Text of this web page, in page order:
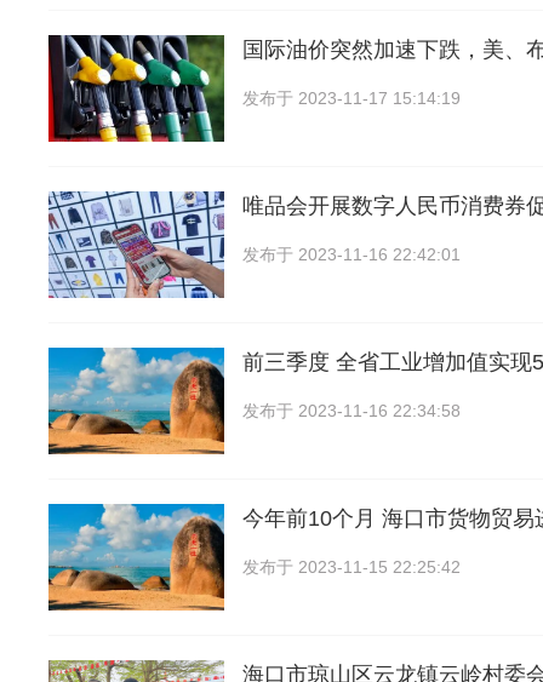
国际油价突然加速下跌，美、
发布于 2023-11-17 15:14:19
唯品会开展数字人民币消费券
发布于 2023-11-16 22:42:01
前三季度 全省工业增加值实现
发布于 2023-11-16 22:34:58
今年前10个月 海口市货物贸易
发布于 2023-11-15 22:25:42
海口市琼山区云龙镇云岭村委